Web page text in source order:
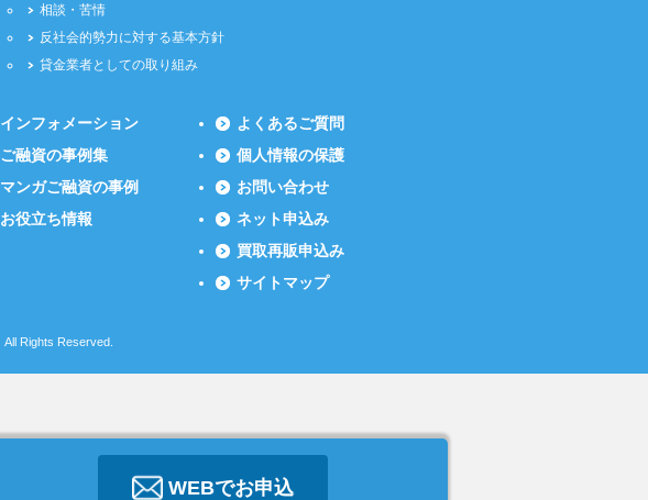
相談・苦情
反社会的勢力に対する基本方針
貸金業者としての取り組み
インフォメーション
ご融資の事例集
マンガご融資の事例
お役立ち情報
よくあるご質問
個人情報の保護
お問い合わせ
ネット申込み
買取再販申込み
サイトマップ
All Rights Reserved.
WEBでお申込